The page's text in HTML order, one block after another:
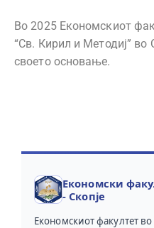
Во 2025 Економскиот
“Св. Кирил и Методиј” во
своето основање.
Економски
- Скопје
Економскиот факултет